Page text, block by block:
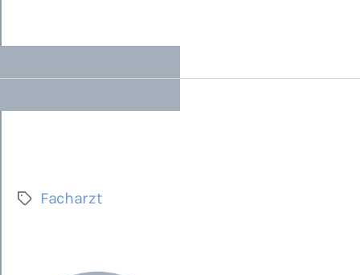
Schlagwörter
Facharzt